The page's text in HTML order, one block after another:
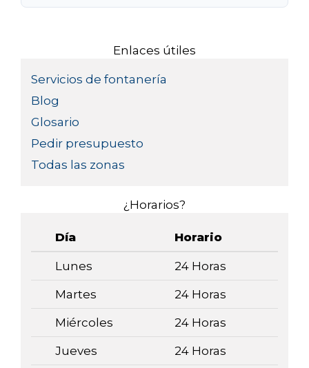
Enlaces útiles
Servicios de fontanería
Blog
Glosario
Pedir presupuesto
Todas las zonas
¿Horarios?
Día Horario
Lunes 24 Horas
Martes 24 Horas
Miércoles 24 Horas
Jueves 24 Horas